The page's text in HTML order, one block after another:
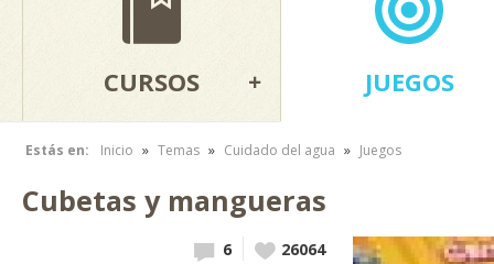
CURSOS JUEGOS
Estás en:
Se encuentra usted aquí
Inicio » Temas » Cuidado del agua » Juegos
Cubetas y mangueras
26064
Vote up!
6